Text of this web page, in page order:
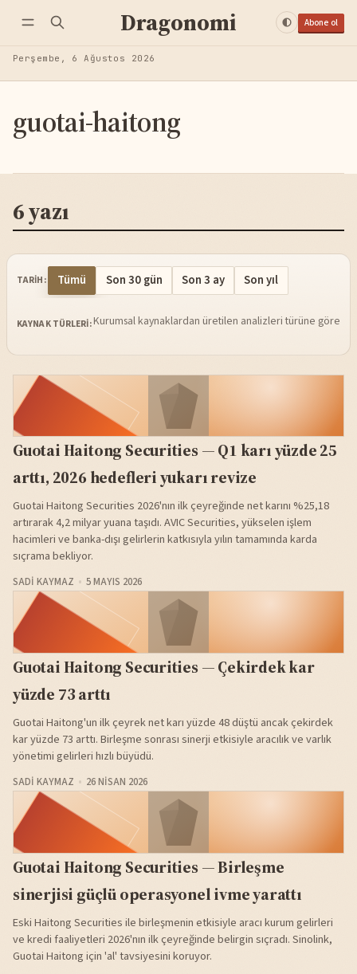
Dragonomi Abone ol
Perşembe, 6 Ağustos 2026
guotai-haitong
6 yazı
TARIH: Tümü Son 30 gün Son 3 ay Son yıl
KAYNAK TÜRLERI:Kurumsal kaynaklardan üretilen analizleri türüne göre
Guotai Haitong Securities — Q1 karı yüzde 25
arttı, 2026 hedefleri yukarı revize
Guotai Haitong Securities 2026'nın ilk çeyreğinde net karını %25,18
artırarak 4,2 milyar yuana taşıdı. AVIC Securities, yükselen işlem
hacimleri ve banka-dışı gelirlerin katkısıyla yılın tamamında karda
sıçrama bekliyor.
SADI KAYMAZ 5 MAYIS 2026
Guotai Haitong Securities — Çekirdek kar
yüzde 73 arttı
Guotai Haitong'un ilk çeyrek net karı yüzde 48 düştü ancak çekirdek
kar yüzde 73 arttı. Birleşme sonrası sinerji etkisiyle aracılık ve varlık
yönetimi gelirleri hızlı büyüdü.
SADI KAYMAZ 26 NISAN 2026
Guotai Haitong Securities — Birleşme
sinerjisi güçlü operasyonel ivme yarattı
Eski Haitong Securities ile birleşmenin etkisiyle aracı kurum gelirleri
ve kredi faaliyetleri 2026'nın ilk çeyreğinde belirgin sıçradı. Sinolink,
Guotai Haitong için 'al' tavsiyesini koruyor.